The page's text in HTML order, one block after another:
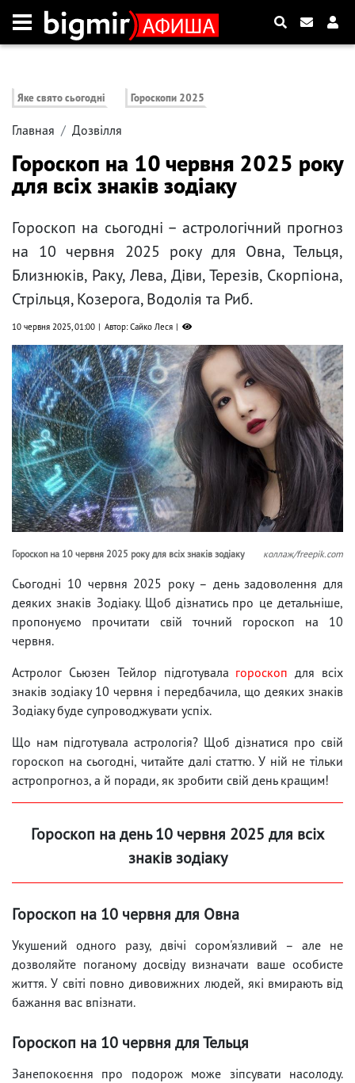
Яке свято сьогодні Гороскопи 2025
Главная Дозвілля
Гороскоп на 10 червня 2025 року
для всіх знаків зодіаку
Гороскоп на сьогодні – астрологічний прогноз
на 10 червня 2025 року для Овна, Тельця,
Близнюків, Раку, Лева, Діви, Терезів, Скорпіона,
Стрільця, Козерога, Водолія та Риб.
10 червня 2025, 01:00 Автор: Сайко Леся
Гороскоп на 10 червня 2025 року для всіх знаків зодіаку коллаж/freepik.com
Сьогодні 10 червня 2025 року – день задоволення для
деяких знаків Зодіаку. Щоб дізнатись про це детальніше,
пропонуємо прочитати свій точний гороскоп на 10
червня.
Астролог Сьюзен Тейлор підготувала гороскоп для всіх
знаків зодіаку 10 червня і передбачила, що деяких знаків
Зодіаку буде супроводжувати успіх.
Що нам підготувала астрологія? Щоб дізнатися про свій
гороскоп на сьогодні, читайте далі статтю. У ній не тільки
астропрогноз, а й поради, як зробити свій день кращим!
Гороскоп на день 10 червня 2025 для всіх
знаків зодіаку
Гороскоп на 10 червня для Овна
Укушений одного разу, двічі сором'язливий – але не
дозволяйте поганому досвіду визначати ваше особисте
життя. У світі повно дивовижних людей, які вмирають від
бажання вас впізнати.
Гороскоп на 10 червня для Тельця
Занепокоєння про подорож може зіпсувати насолоду.